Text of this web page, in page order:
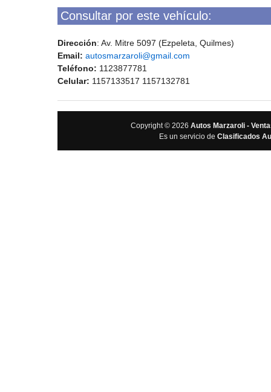
Consultar por este vehículo:
Dirección: Av. Mitre 5097 (Ezpeleta, Quilmes)
Email: autosmarzaroli@gmail.com
Teléfono: 1123877781
Celular: 1157133517 1157132781
Copyright © 2026 Autos Marzaroli -
Es un servicio de Clasificados